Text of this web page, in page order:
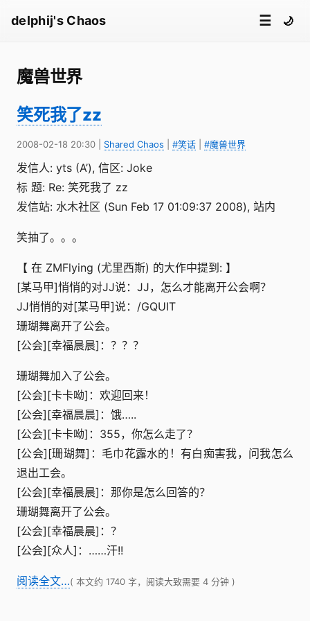
delphij's Chaos ☰ 🌙
魔兽世界
笑死我了zz
2008-02-18 20:30 Shared Chaos #笑话 #魔兽世界
发信人: yts (A’), 信区: Joke
标 题: Re: 笑死我了 zz
发信站: 水木社区 (Sun Feb 17 01:09:37 2008), 站内
笑抽了。。。
【 在 ZMFlying (尤里西斯) 的大作中提到: 】
[某马甲]悄悄的对JJ说：JJ，怎么才能离开公会啊？
JJ悄悄的对[某马甲]说：/GQUIT
珊瑚舞离开了公会。
[公会][幸福晨晨]：？？？
珊瑚舞加入了公会。
[公会][卡卡呦]：欢迎回来！
[公会][幸福晨晨]：饿…..
[公会][卡卡呦]：355，你怎么走了？
[公会][珊瑚舞]：毛巾花露水的！有白痴害我，问我怎么
退出工会。
[公会][幸福晨晨]：那你是怎么回答的？
珊瑚舞离开了公会。
[公会][幸福晨晨]：？
[公会][众人]：……汗!!
阅读全文…( 本文约 1740 字，阅读大致需要 4 分钟 )